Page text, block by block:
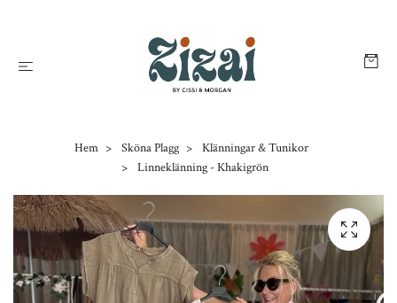
Hem Sköna Plagg
Klänningar & Tunikor
Linneklänning - Khakigrön